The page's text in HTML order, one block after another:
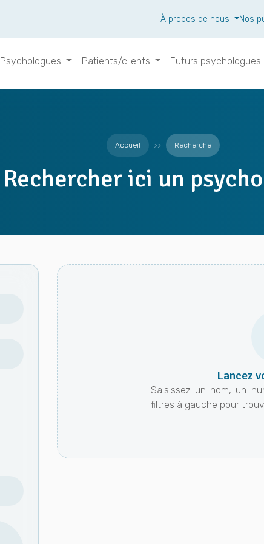
À propos de nous Nos
Psychologues Patients/clients Futurs psychologues
Accueil Recherche
Rechercher ici un
Lancez
Saisissez un nom, un
filtres à gauche pour